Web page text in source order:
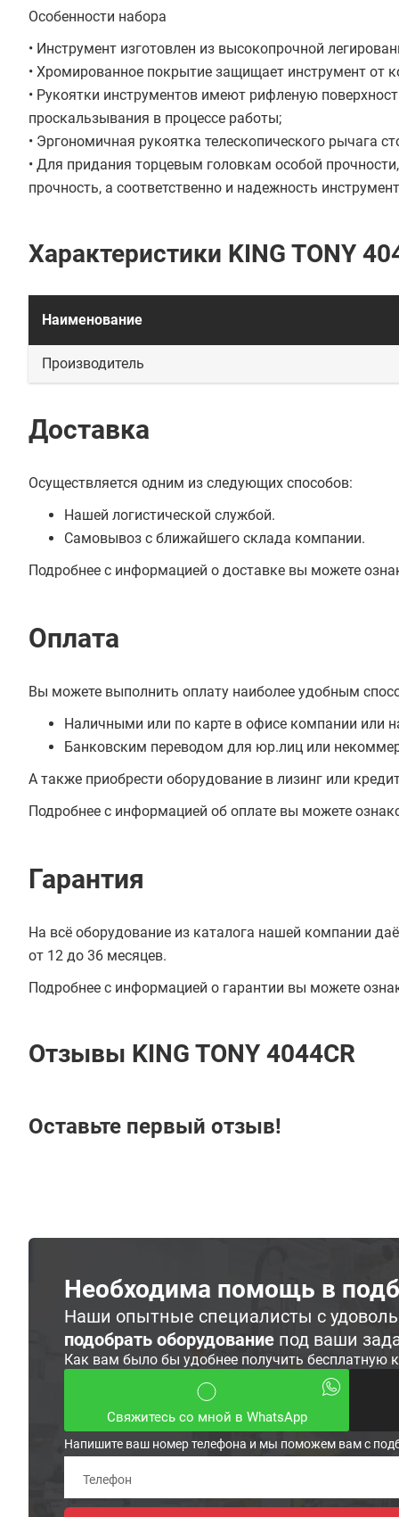
Особенности набора
• Инструмент изготовлен из высокопрочной
• Хромированное покрытие защищает инструмент от
• Рукоятки инструментов имеют рифленую
проскальзывания в процессе работы;
• Эргономичная рукоятка телескопического рычага
• Для придания торцевым головкам особой
прочность, а соответственно и надежность
Характеристики KING TONY
Наименование
Производитель
Доставка
Осуществляется одним из следующих способов:
Нашей логистической службой.
Самовывоз с ближайшего склада компании.
Подробнее с информацией о доставке вы можете
Оплата
Вы можете выполнить оплату наиболее удобным
Наличными или по карте в офисе компании или
Банковским переводом для юр.лиц или
А также приобрести оборудование в лизинг или
Подробнее с информацией об оплате вы можете
Гарантия
На всё оборудование из каталога нашей компании
от 12 до 36 месяцев.
Подробнее с информацией о гарантии вы можете
Отзывы KING TONY 4044CR
Оставьте первый отзыв!
Необходима помощь в
Наши опытные специалисты с
подобрать оборудование под ваши
Как вам было бы удобнее получить бесплатную
Свяжитесь со мной в WhatsApp
Напишите ваш номер телефона и мы поможем вам с